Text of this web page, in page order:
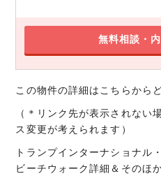
無料相談・
この物件の詳細はこちらから
（＊リンク先が表示されない
ス変更が考えられます）
トランプインターナショナル
ビーチウォーク詳細＆そのほ